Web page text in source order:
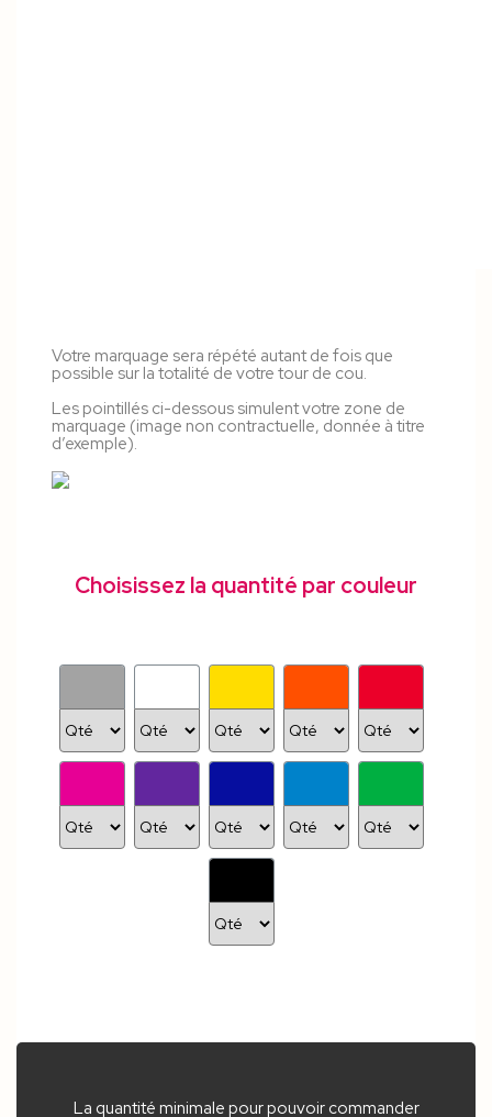
Votre marquage sera répété autant de fois que
possible sur la totalité de votre tour de cou.
Les pointillés ci-dessous simulent votre zone de
marquage (image non contractuelle, donnée à titre
d’exemple).
Choisissez la quantité par couleur
La quantité minimale pour pouvoir commander